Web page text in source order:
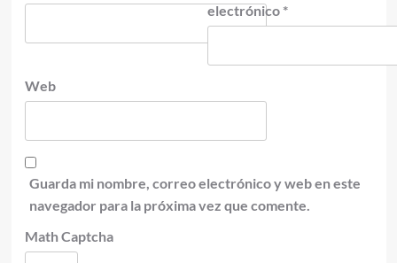
electrónico *
Web
Guarda mi nombre, correo electrónico y web en este
navegador para la próxima vez que comente.
Math Captcha